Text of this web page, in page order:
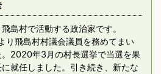
島村で活動する政治家です。
り飛島村村議会議員を務めてまい
。2020年3月の村長選挙で当選を果
就任しました。引き続き、新たな